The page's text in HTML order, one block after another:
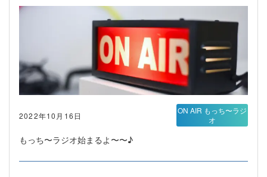
2022年10月16日
もっち〜ラジオ始まるよ〜〜♪
ON AIR もっち〜ラジ
オ